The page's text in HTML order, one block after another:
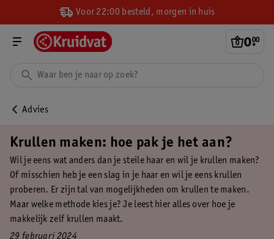
Voor 22:00 besteld, morgen in huis
0.
00
Advies
Krullen maken: hoe pak je het aan?
Wil je eens wat anders dan je steile haar en wil je krullen maken?
Of misschien heb je een slag in je haar en wil je eens krullen
proberen. Er zijn tal van mogelijkheden om krullen te maken.
Maar welke methode kies je? Je leest hier alles over hoe je
makkelijk zelf krullen maakt.
29 februari 2024